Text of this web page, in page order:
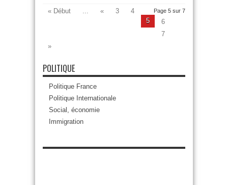
Page 5 sur 7
« Début ... « 3
4
5
6
7
»
POLITIQUE
Politique France
Politique Internationale
Social, économie
Immigration